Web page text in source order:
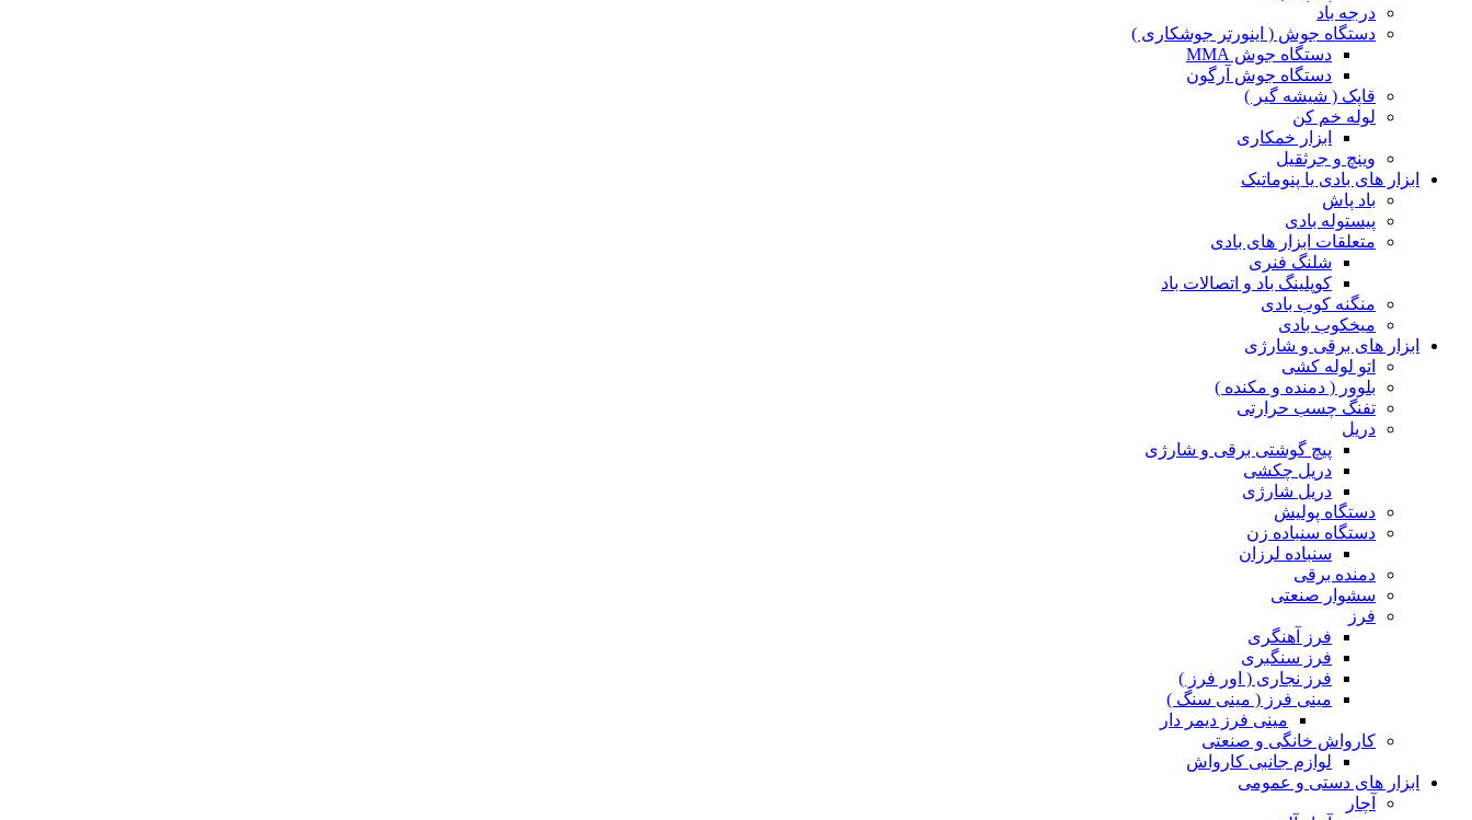
درجه باد
دستگاه جوش ( اینورتر جوشکاری )
دستگاه جوش MMA
دستگاه جوش آرگون
قاپک ( شیشه گیر )
لوله خم کن
ابزار خمکاری
وینچ و جرثقیل
ابزار های بادی یا پنوماتیک
باد پاش
پیستوله بادی
متعلقات ابزار های بادی
شلنگ فنری
کوپلینگ باد و اتصالات باد
منگنه کوب بادی
میخکوب بادی
ابزار های برقی و شارژی
اتو لوله کشی
بلوور ( دمنده و مکنده )
تفنگ چسب حرارتی
دریل
پیچ گوشتی برقی و شارژی
دریل چکشی
دریل شارژی
دستگاه پولیش
دستگاه سنباده زن
سنباده لرزان
دمنده برقی
سشوار صنعتی
فرز
فرز آهنگری
فرز سنگبری
فرز نجاری ( اور فرز )
مینی فرز ( مینی سنگ )
مینی فرز دیمر دار
کارواش خانگی و صنعتی
لوازم جانبی کارواش
ابزار های دستی و عمومی
آچار